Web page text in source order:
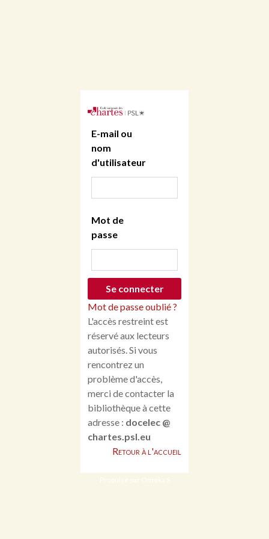
E-mail ou
nom
d'utilisateur
Mot de
passe
Mot de passe oublié ?
L'accès restreint est
réservé aux lecteurs
autorisés. Si vous
rencontrez un
problème d'accès,
merci de contacter la
bibliothèque à cette
adresse : docelec @
chartes.psl.eu
Retour à l'accueil
Propulsé par Omeka S